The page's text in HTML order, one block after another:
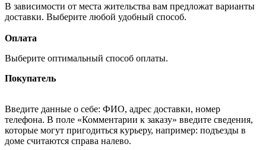
В зависимости от места жительства вам предложат варианты
доставки. Выберите любой удобный способ.
Оплата
Выберите оптимальный способ оплаты.
Покупатель
Введите данные о себе: ФИО, адрес доставки, номер
телефона. В поле «Комментарии к заказу» введите сведения,
которые могут пригодиться курьеру, например: подъезды в
доме считаются справа налево.